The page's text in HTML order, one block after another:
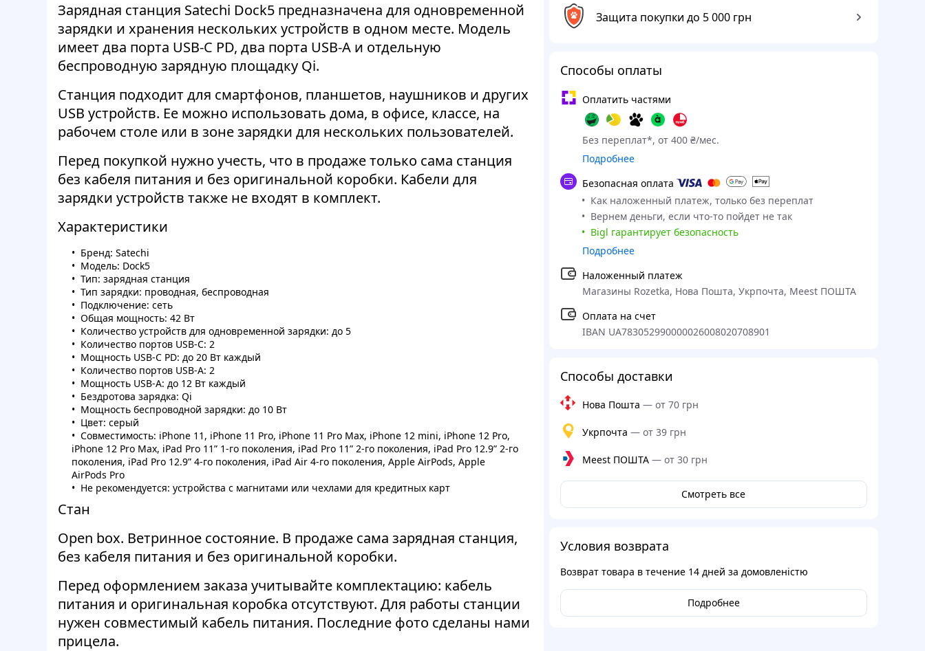
Зарядная станция Satechi Dock5 предназначена для одновременной
зарядки и хранения нескольких устройств в одном месте. Модель
имеет два порта USB-C PD, два порта USB-A и отдельную
беспроводную зарядную площадку Qi.
Станция подходит для смартфонов, планшетов, наушников и других
USB устройств. Ее можно использовать дома, в офисе, классе, на
рабочем столе или в зоне зарядки для нескольких пользователей.
Перед покупкой нужно учесть, что в продаже только сама станция
без кабеля питания и без оригинальной коробки. Кабели для
зарядки устройств также не входят в комплект.
Характеристики
Бренд: Satechi
Модель: Dock5
Тип: зарядная станция
Тип зарядки: проводная, беспроводная
Подключение: сеть
Общая мощность: 42 Вт
Количество устройств для одновременной зарядки: до 5
Количество портов USB-C: 2
Мощность USB-C PD: до 20 Вт каждый
Количество портов USB-A: 2
Мощность USB-A: до 12 Вт каждый
Бездротова зарядка: Qi
Мощность беспроводной зарядки: до 10 Вт
Цвет: серый
Совместимость: iPhone 11, iPhone 11 Pro, iPhone 11 Pro Max, iPhone 12 mini, iPhone 12 Pro,
iPhone 12 Pro Max, iPad Pro 11” 1-го поколения, iPad Pro 11” 2-го поколения, iPad Pro 12.9” 2-го
поколения, iPad Pro 12.9” 4-го поколения, iPad Air 4-го поколения, Apple AirPods, Apple
AirPods Pro
Не рекомендуется: устройства с магнитами или чехлами для кредитных карт
Стан
Open box. Ветринное состояние. В продаже сама зарядная станция,
без кабеля питания и без оригинальной коробки.
Перед оформлением заказа учитывайте комплектацию: кабель
питания и оригинальная коробка отсутствуют. Для работы станции
нужен совместимый кабель питания. Последние фото сделаны нами
прицела.
Защита покупки до 5 000 грн
Способы оплаты
Оплатить частями
Без переплат*, от 400 ₴/мес.
Подробнее
Безопасная оплата
Как наложенный платеж, только без переплат
Вернем деньги, если что-то пойдет не так
Bigl гарантирует безопасность
Подробнее
Наложенный платеж
Магазины Rozetka, Нова Пошта, Укрпочта, Meest ПОШТА
Оплата на счет
IBAN UA783052990000026008020708901
Способы доставки
Нова Пошта — от 70 грн
Укрпочта — от 39 грн
Meest ПОШТА— от 30 грн
Смотреть все
Условия возврата
Возврат товара в течение 14 дней за домовленістю
Подробнее